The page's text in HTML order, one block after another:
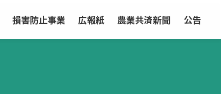
損害防止事業 広報紙 農業共済新聞 公告